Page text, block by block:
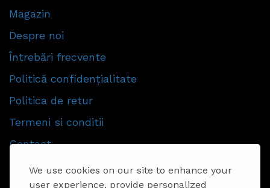
We use cookies on our site to enhance your
user experience, provide personalized
Magazin
Despre noi
Întrebări frecvente
Politică confidențialitate
Politica de retur
Termeni si conditii
Contact